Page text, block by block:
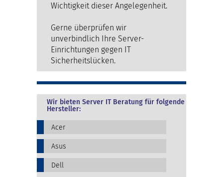
Wichtigkeit dieser Angelegenheit.
Gerne überprüfen wir
unverbindlich Ihre Server-
Einrichtungen gegen IT
Sicherheitslücken.
Wir bieten Server IT Beratung für folgende
Hersteller:
Acer
Asus
Dell